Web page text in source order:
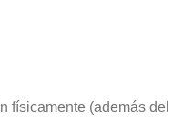
físicamente (además del